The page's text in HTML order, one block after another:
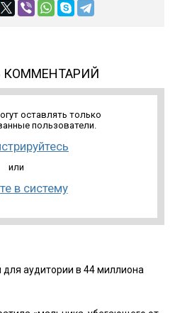
КОММЕНТАРИЙ
оставлять только
пользователи.
или
в систему
аудитории в 44 миллиона